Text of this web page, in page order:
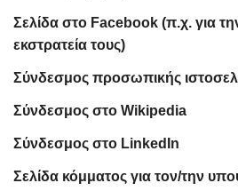
Σελίδα στο Facebook (π.χ. για
εκστρατεία τους)
Σύνδεσμος προσωπικής
Σύνδεσμος στο Wikipedia
Σύνδεσμος στο LinkedIn
Σελίδα κόμματος για τον/την